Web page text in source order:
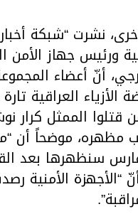
نشرت “شبكة
ورئيس جهاز الأمن
أنّ أعضاء
الأزياء العراقية
الممثل كرار
مظهره، موضحاً أن
سنظهرها بعد
“الأجهزة الأمنية